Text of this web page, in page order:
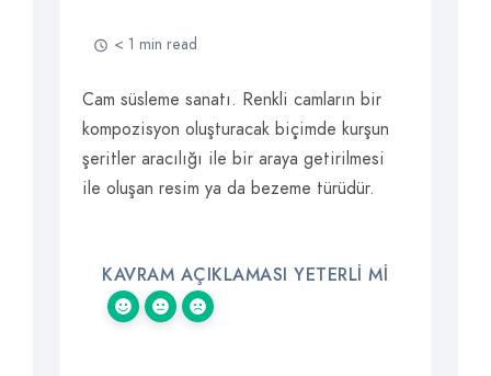
< 1 min read
Cam süsleme sanatı. Renkli camların bir
kompozisyon oluşturacak biçimde kurşun
şeritler aracılığı ile bir araya getirilmesi
ile oluşan resim ya da bezeme türüdür.
KAVRAM AÇIKLAMASI YETERLI MI